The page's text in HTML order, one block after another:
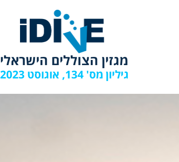
מגזין הצוללים הישראלי
גיליון מס' 134, אוגוסט 2023